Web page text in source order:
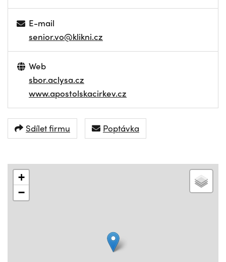
E-mail
senior.vo@klikni.cz
Web
sbor.aclysa.cz
www.apostolskacirkev.cz
Sdílet firmu Poptávka
+
−